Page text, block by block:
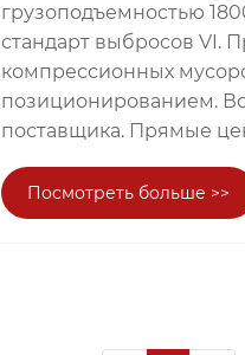
грузоподъемностью
стандарт выбросов VI.
компрессионных
позиционированием.
поставщика. Прямые
Посмотреть больше >>